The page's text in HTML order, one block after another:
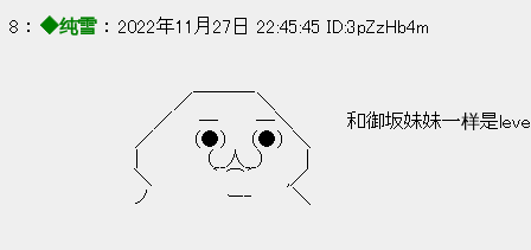
8 ： ◆纯雪 ： 2022年11月27日 22:45:45 ID:3pZzHb4m
／　　 　 　＼
／　　─　 　 ─＼         和御坂妹妹一样是
／　 　 （●） 　（●） ＼
|　　　　　（__人__）　　　|
＼　　 　　｀ ⌒´　　 ,／
ノ　　　　　　ー‐　　　＼